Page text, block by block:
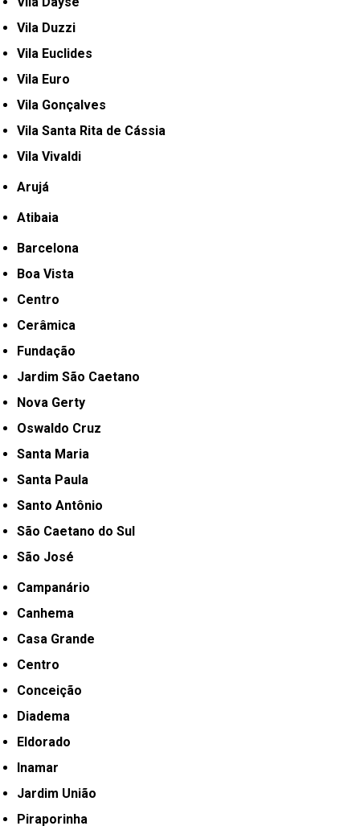
Vila Duzzi
Vila Euclides
Vila Euro
Vila Gonçalves
Vila Santa Rita de Cássia
Vila Vivaldi
Arujá
Atibaia
Barcelona
Boa Vista
Centro
Cerâmica
Fundação
Jardim São Caetano
Nova Gerty
Oswaldo Cruz
Santa Maria
Santa Paula
Santo Antônio
São Caetano do Sul
São José
Campanário
Canhema
Casa Grande
Centro
Conceição
Diadema
Eldorado
Inamar
Jardim União
Piraporinha